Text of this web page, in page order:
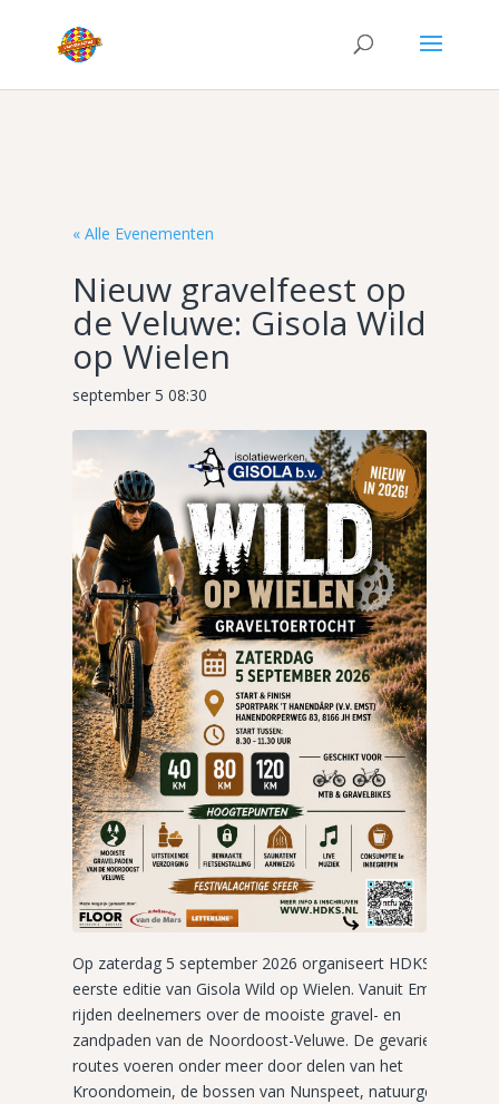
« Alle Evenementen
Nieuw gravelfeest op
de Veluwe: Gisola Wild
op Wielen
september 5 08:30
Op zaterdag 5 september 2026 organiseert HDKS de
eerste editie van Gisola Wild op Wielen. Vanuit Emst
rijden deelnemers over de mooiste gravel- en
zandpaden van de Noordoost-Veluwe. De gevarieerde
routes voeren onder meer door delen van het
Kroondomein, de bossen van Nunspeet, natuurgebied